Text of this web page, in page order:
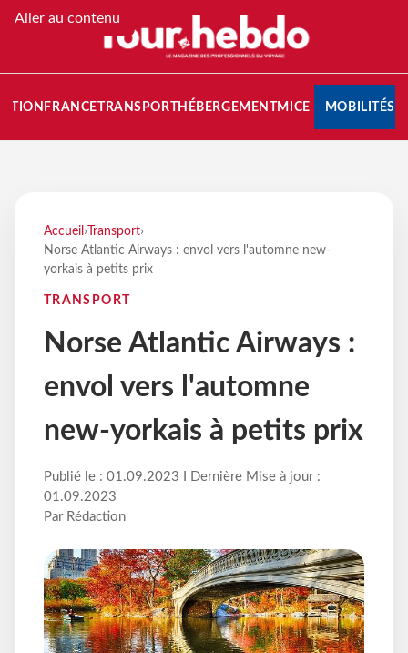
Aller au contenu
FRANCETRANSPORT HÉBERGEMENTMICE MOBILITÉS
Accueil › Transport›
Norse Atlantic Airways : envol vers l'automne new-
yorkais à petits prix
TRANSPORT
Norse Atlantic Airways :
envol vers l'automne
new-yorkais à petits prix
Publié le : 01.09.2023 I Dernière Mise à jour :
01.09.2023
Par Rédaction